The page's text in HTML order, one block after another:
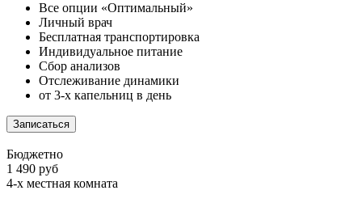
Все опции «Оптимальный»
Личный врач
Бесплатная транспортировка
Индивидуальное питание
Сбор анализов
Отслеживание динамики
от 3-х капельниц в день
Записаться
Бюджетно
1 490 руб
4-х местная комната